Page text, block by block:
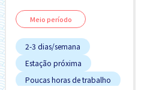
Meio período
2-3 dias/semana
Estação próxima
Poucas horas de trabalho